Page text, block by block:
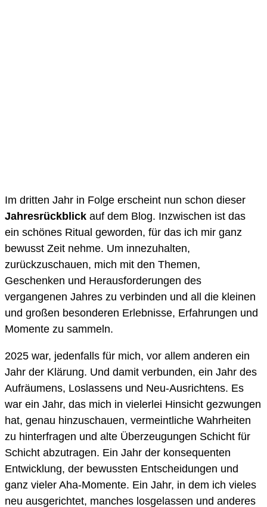
Im dritten Jahr in Folge erscheint nun schon dieser
Jahresrückblick auf dem Blog. Inzwischen ist das
ein schönes Ritual geworden, für das ich mir ganz
bewusst Zeit nehme. Um innezuhalten,
zurückzuschauen, mich mit den Themen,
Geschenken und Herausforderungen des
vergangenen Jahres zu verbinden und all die kleinen
und großen besonderen Erlebnisse, Erfahrungen und
Momente zu sammeln.
2025 war, jedenfalls für mich, vor allem anderen ein
Jahr der Klärung. Und damit verbunden, ein Jahr des
Aufräumens, Loslassens und Neu-Ausrichtens. Es
war ein Jahr, das mich in vielerlei Hinsicht gezwungen
hat, genau hinzuschauen, vermeintliche Wahrheiten
zu hinterfragen und alte Überzeugungen Schicht für
Schicht abzutragen. Ein Jahr der konsequenten
Entwicklung, der bewussten Entscheidungen und
ganz vieler Aha-Momente. Ein Jahr, in dem ich vieles
neu ausgerichtet, manches losgelassen und anderes